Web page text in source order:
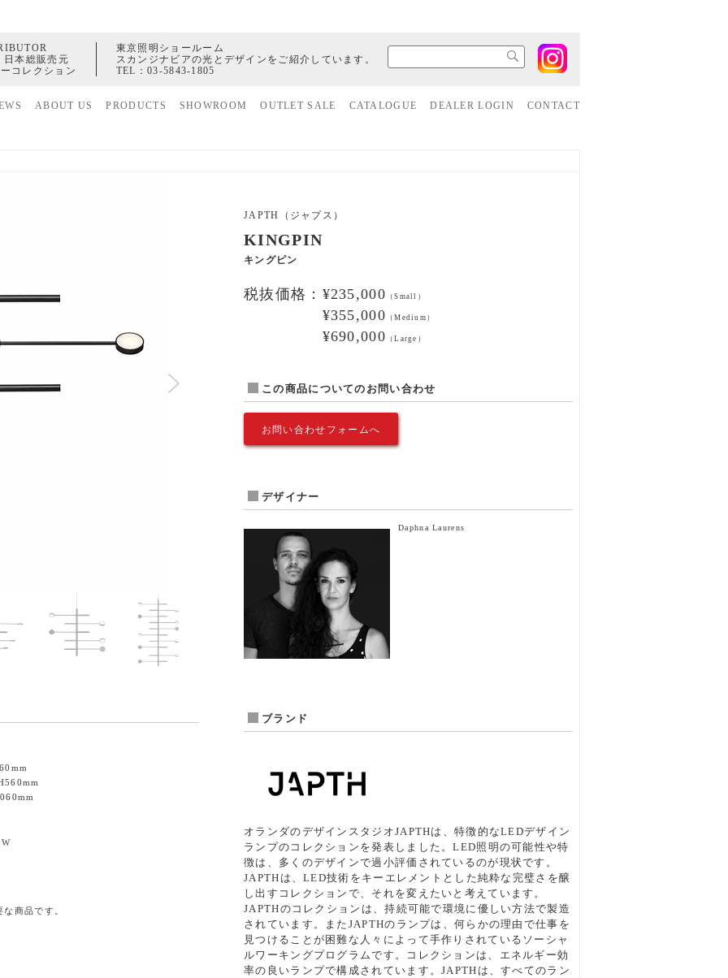
日本総販売元
コレクション
東京照明ショールーム
スカンジナビアの光とデザインをご紹介しています。
TEL：03-5843-1805
ABOUT US PRODUCTS SHOWROOM OUTLET SALE CATALOGUE DEALER LOGIN CONTACT
JAPTH（ジャプス）
KINGPIN
キングピン
税抜価格：¥235,000 （Small）
¥355,000 （Medium）
¥690,000 （Large）
この商品についてのお問い合わせ
お問い合わせフォームへ
デザイナー
Daphna Laurens
ブランド
オランダのデザインスタジオJAPTHは、特徴的なLEDデザイン
ランプのコレクションを発表しました。LED照明の可能性や特
徴は、多くのデザインで過小評価されているのが現状です。
JAPTHは、LED技術をキーエレメントとした純粋な完璧さを醸
し出すコレクションで、それを変えたいと考えています。
JAPTHのコレクションは、持続可能で環境に優しい方法で製造
されています。またJAPTHのランプは、何らかの理由で仕事を
見つけることが困難な人々によって手作りされているソーシャ
ルワーキングプログラムです。コレクションは、エネルギー効
率の良いランプで構成されています。JAPTHは、すべてのラン
商品です。